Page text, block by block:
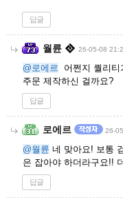
답글
월륜 26-05-08
@로에르
어쩐지 퀄리티
주문 제작하신 걸까요?
답글
로에르 26-
@월륜 네 맞아요! 보통
은 잡아야 하더라구요!!
답글